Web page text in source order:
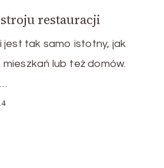
restauracji
jest tak samo istotny, jak
lub też domów.